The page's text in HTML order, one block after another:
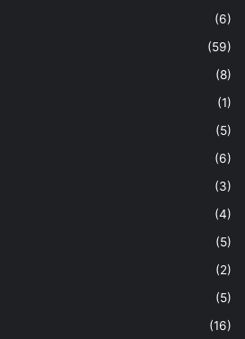
(6)
(59)
(8)
(1)
(5)
(6)
(3)
(4)
(5)
(2)
(5)
(16)